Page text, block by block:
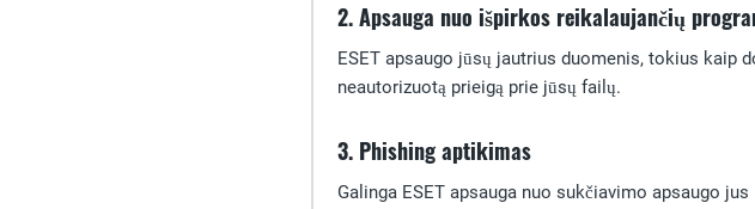
2. Apsauga nuo išpirkos reikalaujančių
ESET apsaugo jūsų jautrius duomenis, tokius kaip
neautorizuotą prieigą prie jūsų failų.
3. Phishing aptikimas
Galinga ESET apsauga nuo sukčiavimo apsaugo